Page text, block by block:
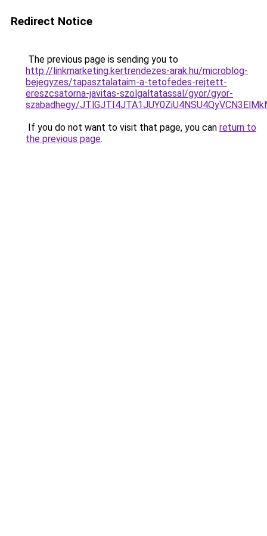
Redirect Notice
The previous page is sending you to
http://linkmarketing.kertrendezes-arak.hu/microblog-
bejegyzes/tapasztalataim-a-tetofedes-rejtett-
ereszcsatorna-javitas-szolgaltatassal/gyor/gyor-
szabadhegy/
If you do not want to visit that page, you can return to
the previous page.